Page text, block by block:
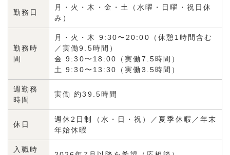
勤務日
月・火・木・金・土（水曜・日曜・祝日休
み）
勤務時
間
月・火・木 9:30〜20:00（休憩1時間含む
／実働9.5時間）
金 9:30〜18:00（実働7.5時間）
土 9:30〜13:30（実働3.5時間）
週勤務
時間
実働 約39.5時間
休日
週休2日制（水・日・祝）／夏季休暇／年末
年始休暇
入職時